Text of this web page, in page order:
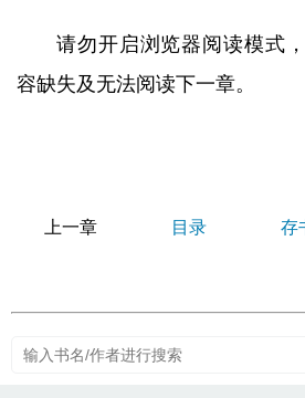
请勿开启浏览器阅读模式
容缺失及无法阅读下一章。
上一章 目录 存